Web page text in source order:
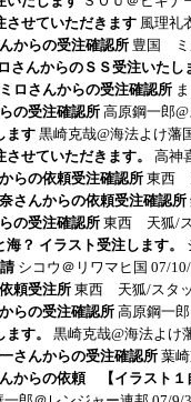
させていただきます 風理礼
からの受注確認所 豊国 ミ
んからのＳＳ受注いたし
ロさんからの受注確認所
の受注確認所 高原鋼一郎
ます 黒崎克哉@海法よけ藩
させていただきます。
高神
らの依頼受注確認所 東西
さんからの依頼受注確認所
の受注確認所 東西 天狐/
海？ イラスト受注します。
シコウ＠リワマヒ国 07/
頼受注所 東西 天狐/スタ
らの受注確認所 高原鋼一
す。
黒崎克哉@海法よけ
さんからの受注確認所 葉
からの依頼 【イラスト１